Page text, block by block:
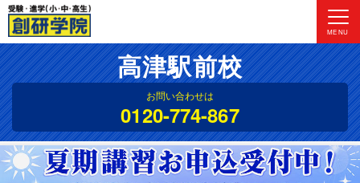
MENU
高津駅前校
お問い合わせは
0120-774-867